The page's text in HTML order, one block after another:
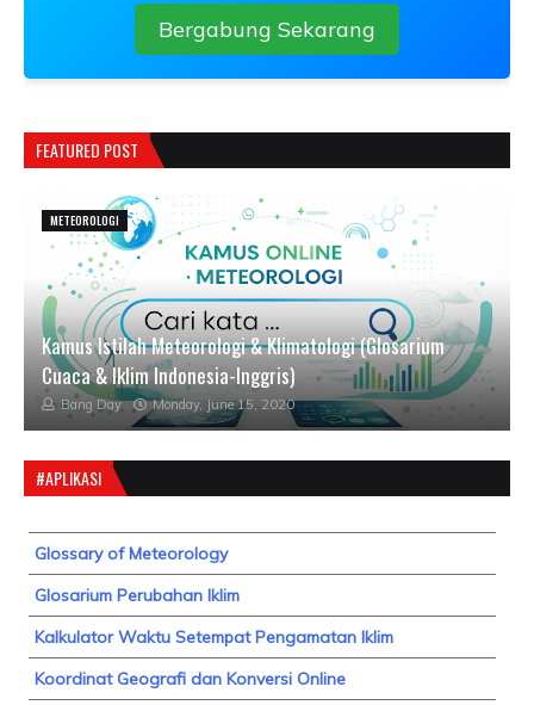
Bergabung Sekarang
FEATURED POST
METEOROLOGI
Kamus Istilah Meteorologi & Klimatologi (Glosarium
Cuaca & Iklim Indonesia-Inggris)
Bang Day Monday, June 15, 2020
#APLIKASI
Glossary of Meteorology
Glosarium Perubahan Iklim
Kalkulator Waktu Setempat Pengamatan Iklim
Koordinat Geografi dan Konversi Online